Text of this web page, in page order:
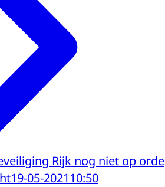
Rijk nog niet op orde
19-05-202110:50